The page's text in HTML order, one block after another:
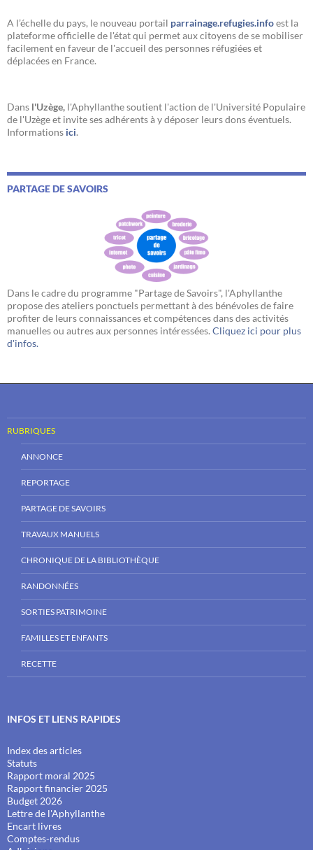
A l’échelle du pays, le nouveau portail parrainage.refugies.infoest la
plateforme officielle de l'état qui permet aux citoyens de se mobiliser
facilement en faveur de l'accueil des personnes réfugiées et
déplacées en France.
Dans l'Uzège, l'Aphyllanthe soutient l'action de l'Université Populaire
de l'Uzège et invite ses adhérents à y déposer leurs dons éventuels.
Informations ici.
PARTAGE DE SAVOIRS
Dans le cadre du programme "Partage de Savoirs", l'Aphyllanthe
propose des ateliers ponctuels permettant à des bénévoles de faire
profiter de leurs connaissances et compétences dans des activités
manuelles ou autres aux personnes intéressées. Cliquez ici pour plus
d'infos.
RUBRIQUES
ANNONCE
REPORTAGE
PARTAGE DE SAVOIRS
TRAVAUX MANUELS
CHRONIQUE DE LA BIBLIOTHÈQUE
RANDONNÉES
SORTIES PATRIMOINE
FAMILLES ET ENFANTS
RECETTE
INFOS ET LIENS RAPIDES
Index des articles
Statuts
Rapport moral 2025
Rapport financier 2025
Budget 2026
Lettre de l'Aphyllanthe
Encart livres
Comptes-rendus